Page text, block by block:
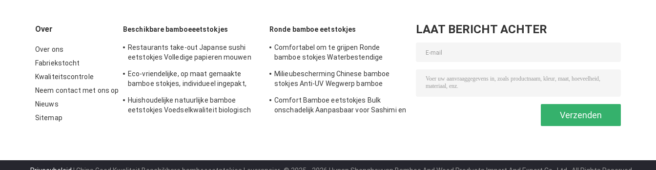
Over
Over ons
Fabriekstocht
Kwaliteitscontrole
Neem contact met ons op
Nieuws
Sitemap
Beschikbare bamboeeetstokjes
Restaurants take-out Japanse sushi
eetstokjes Volledige papieren mouwen
Eco-vriendelijke, op maat gemaakte
bamboe stokjes, individueel ingepakt,
Huishoudelijke natuurlijke bamboe
eetstokjes Voedselkwaliteit biologisch
Ronde bamboe eetstokjes
Comfortabel om te grijpen Ronde
bamboe stokjes Waterbestendige
Milieubescherming Chinese bamboe
stokjes Anti-UV Wegwerp bamboe
Comfort Bamboe eetstokjes Bulk
onschadelijk Aanpasbaar voor Sashimi en
LAAT BERICHT ACHTER